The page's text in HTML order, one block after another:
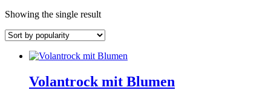
Showing the single result
Volantrock mit Blumen